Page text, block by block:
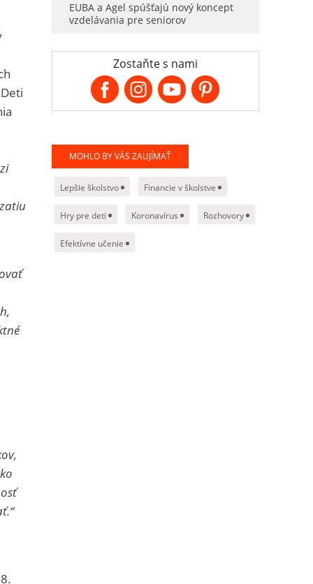
EUBA a Agel spúšťajú nový koncept
vzdelávania pre seniorov
Zostaňte s nami
MOHLO BY VÁS ZAUJÍMAŤ
Lepšie školstvo Financie v školstve
Hry pre deti Koronavírus Rozhovory
Efektívne učenie